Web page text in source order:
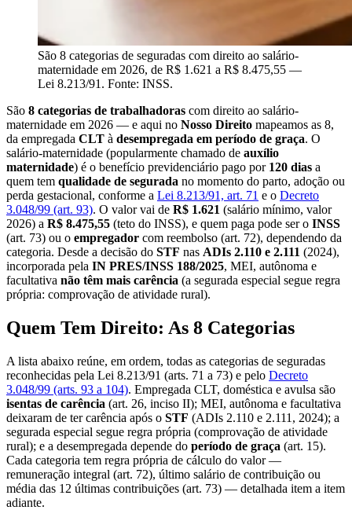
São 8 categorias de seguradas com direito ao salário-
maternidade em 2026, de R$ 1.621 a R$ 8.475,55 —
Lei 8.213/91. Fonte: INSS.
São 8 categorias de trabalhadoras com direito ao salário-
maternidade em 2026 — e aqui no Nosso Direito mapeamos as 8,
da empregada CLT à desempregada em período de graça. O
salário-maternidade (popularmente chamado de auxílio
maternidade) é o benefício previdenciário pago por 120 dias a
quem tem qualidade de segurada no momento do parto, adoção ou
perda gestacional, conforme a Lei 8.213/91, art. 71 e o Decreto
3.048/99 (art. 93). O valor vai de R$ 1.621 (salário mínimo, valor
2026) a R$ 8.475,55 (teto do INSS), e quem paga pode ser o INSS
(art. 73) ou o empregador com reembolso (art. 72), dependendo da
categoria. Desde a decisão do STF nas ADIs 2.110 e 2.111 (2024),
incorporada pela IN PRES/INSS 188/2025, MEI, autônoma e
facultativa não têm mais carência (a segurada especial segue regra
própria: comprovação de atividade rural).
Quem Tem Direito: As 8 Categorias
A lista abaixo reúne, em ordem, todas as categorias de seguradas
reconhecidas pela Lei 8.213/91 (arts. 71 a 73) e pelo Decreto
3.048/99 (arts. 93 a 104). Empregada CLT, doméstica e avulsa são
isentas de carência (art. 26, inciso II); MEI, autônoma e facultativa
deixaram de ter carência após o STF (ADIs 2.110 e 2.111, 2024); a
segurada especial segue regra própria (comprovação de atividade
rural); e a desempregada depende do período de graça (art. 15).
Cada categoria tem regra própria de cálculo do valor —
remuneração integral (art. 72), último salário de contribuição ou
média das 12 últimas contribuições (art. 73) — detalhada item a item
adiante.